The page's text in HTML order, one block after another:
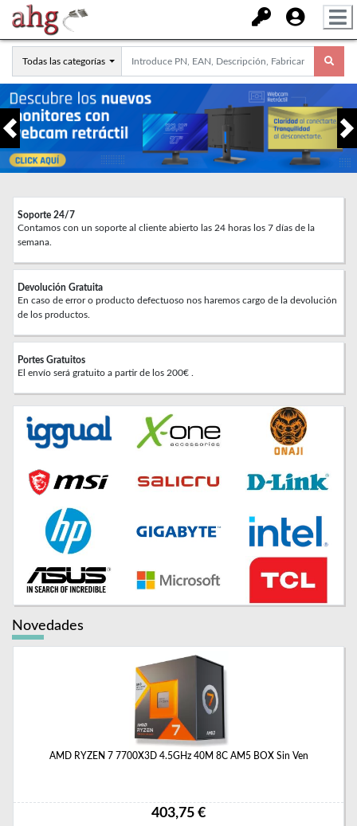
Todas las categorías
Anterior
Soporte 24/7
Contamos con un soporte al cliente abierto las 24 horas los 7 días de la
semana.
Devolución Gratuita
En caso de error o producto defectuoso nos haremos cargo de la devolución
de los productos.
Portes Gratuitos
El envío será gratuito a partir de los 200€ .
Novedades
AMD RYZEN 7 7700X3D 4.5GHz 40M 8C AM5 BOX Sin Ven
403,75 €